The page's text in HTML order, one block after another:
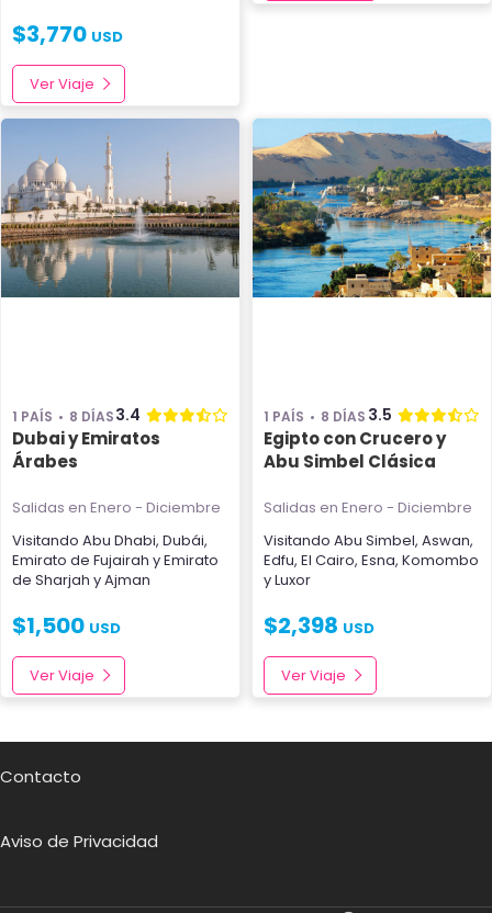
$3,770 USD
Ver Viaje
1 PAÍS 8 DÍAS3.4
Dubai y Emiratos
Árabes
Salidas en Enero - Diciembre
Visitando Abu Dhabi, Dubái,
Emirato de Fujairah yEmirato
de Sharjah y Ajman
$1,500 USD
Ver Viaje
1 PAÍS 8 DÍAS 3.5
Egipto con Crucero y
Abu Simbel Clásica
Salidas en Enero - Diciembre
Visitando Abu Simbel, Aswan,
Edfu, El Cairo, Esna, Komombo
yLuxor
$2,398 USD
Ver Viaje
Contacto
Aviso de Privacidad